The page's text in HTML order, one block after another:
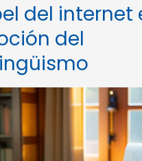
del internet
del